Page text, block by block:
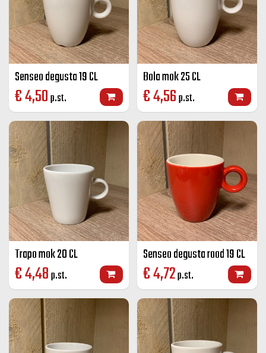
Senseo degusta 19 CL
€4,50p.st.
Bola mok 25 CL
€4,56p.st.
Trapo mok 20 CL
€4,48p.st.
Senseo degusta rood 19 CL
€4,72p.st.